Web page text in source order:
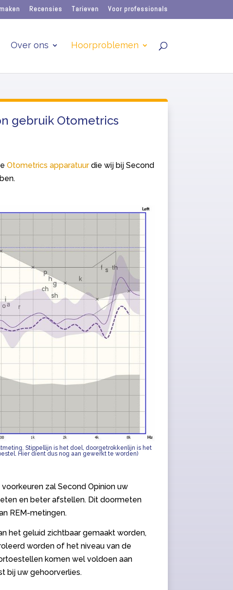
Recensies Tarieven Voor professionals
Over ons Hoorproblemen
gebruik Otometrics
Otometrics apparatuurdie wij bij Second
Stippellijn is het doel, doorgetrokkenlijn is het
Hier dient dus nog aan gewerkt te worden)
zal Second Opinion uw
en beter afstellen. Dit doormeten
REM-metingen.
het geluid zichtbaar gemaakt worden,
worden of het niveau van de
komen wel voldoen aan
bij uw gehoorverlies.